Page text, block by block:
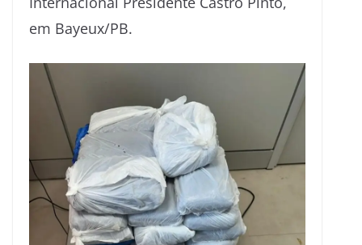
em Bayeux/PB.